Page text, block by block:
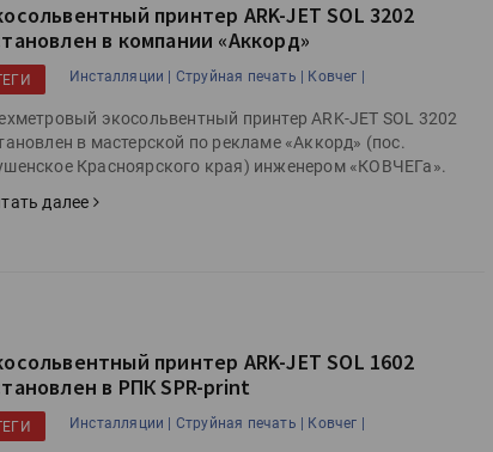
принтер ARK-JET SOL 3202
в компании «Аккорд»
Инсталляции | Струйная печать | Ковчег |
экосольвентный принтер ARK-JET SOL 3202
в мастерской по рекламе «Аккорд» (пос.
Красноярского края) инженером «КОВЧЕГа».
далее
принтер ARK-JET SOL 1602
в РПК SPR-print
Инсталляции | Струйная печать | Ковчег |
объёмах промышленного
производства в стране за первое
Круглый стол на тему РОП пройдет
28 июля
IPSA 2026 приглашает за идеями,
поставщиками и новыми
решениями для брендов